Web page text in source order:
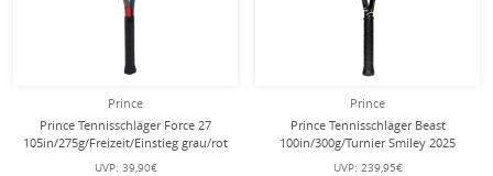
Prince
Prince Tennisschläger Force 27
105in/275g/Freizeit/Einstieg grau/rot
- besaitet -
UVP: 39,90€
Prince
Prince Tennisschläger Beast
100in/300g/Turnier Smiley 2025
schwarz - unbesaitet -
UVP: 239,95€